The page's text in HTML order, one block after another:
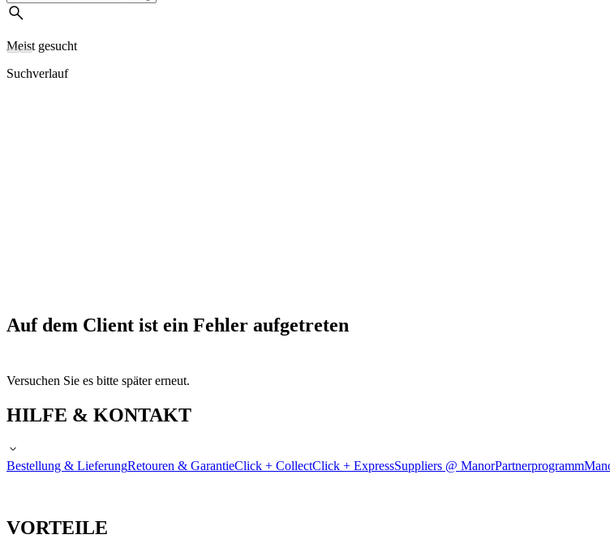
Meist gesucht
Suchverlauf
Auf dem Client ist ein Fehler aufgetreten
Versuchen Sie es bitte später erneut.
HILFE & KONTAKT
Bestellung & LieferungRetouren & GarantieClick + CollectClick + ExpressSuppliers @ ManorPartnerprogramm
VORTEILE